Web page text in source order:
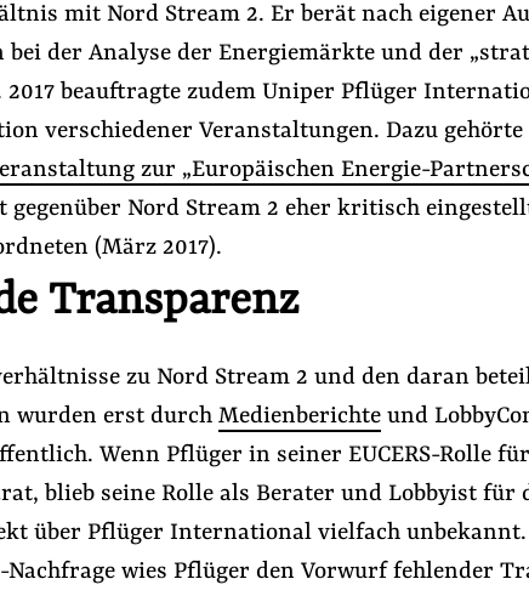
mit Nord Stream 2. Er berät nach eigener
bei der Analyse der Energiemärkte und der
2017 beauftragte zudem Uniper Pflüger
verschiedener Veranstaltungen. Dazu gehörte
zur „Europäischen Energie-
gegenüber Nord Stream 2 eher kritisch
(März 2017).
Transparenz
zu Nord Stream 2 und den daran
wurden erst durch Medienberichte und
Wenn Pflüger in seiner EUCERS-Rolle
blieb seine Rolle als Berater und Lobbyist für
über Pflüger International vielfach
Nachfrage wies Pflüger den Vorwurf fehlender